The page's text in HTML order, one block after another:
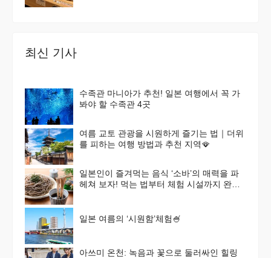
최신 기사
수족관 마니아가 추천! 일본 여행에서 꼭 가
봐야 할 수족관 4곳
여름 교토 관광을 시원하게 즐기는 법｜더위
를 피하는 여행 방법과 추천 지역🪭
일본인이 즐겨먹는 음식 ‘소바’의 매력을 파
헤쳐 보자! 먹는 법부터 체험 시설까지 완벽
일본 여름의 ‘시원함’체험🍧
아쓰미 온천: 녹음과 꽃으로 둘러싸인 힐링